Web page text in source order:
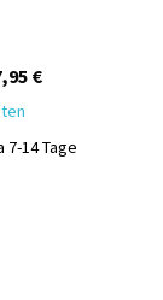
€
€Aktueller
17,95 €.
7-14 Tage